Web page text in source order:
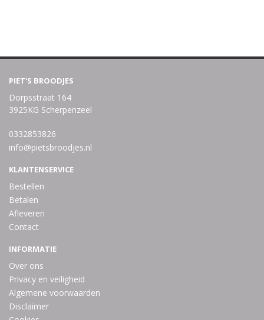
PIET'S BROODJES
Dorpsstraat 164
3925KG Scherpenzeel
0332853826
info@pietsbroodjes.nl
KLANTENSERVICE
Bestellen
Betalen
Afleveren
Contact
INFORMATIE
Over ons
Privacy en veiligheid
Algemene voorwaarden
Disclaimer